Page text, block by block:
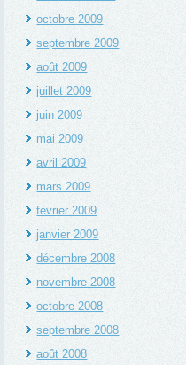
octobre 2009
septembre 2009
août 2009
juillet 2009
juin 2009
mai 2009
avril 2009
mars 2009
février 2009
janvier 2009
décembre 2008
novembre 2008
octobre 2008
septembre 2008
août 2008